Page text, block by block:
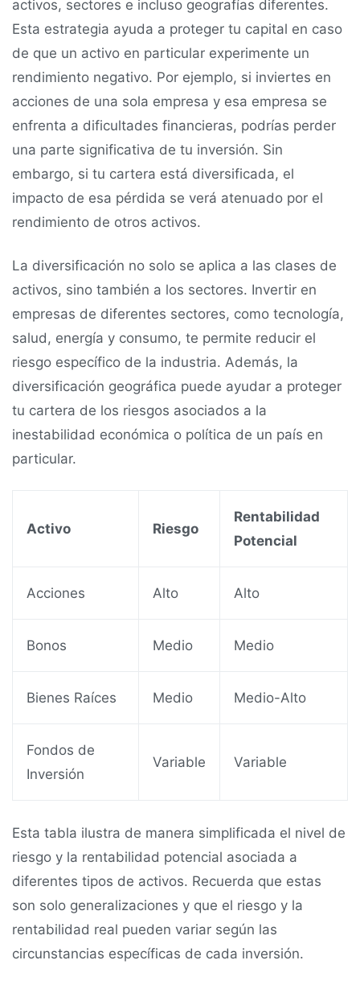
activos, sectores e incluso geografías diferentes.
Esta estrategia ayuda a proteger tu capital en caso
de que un activo en particular experimente un
rendimiento negativo. Por ejemplo, si inviertes en
acciones de una sola empresa y esa empresa se
enfrenta a dificultades financieras, podrías perder
una parte significativa de tu inversión. Sin
embargo, si tu cartera está diversificada, el
impacto de esa pérdida se verá atenuado por el
rendimiento de otros activos.
La diversificación no solo se aplica a las clases de
activos, sino también a los sectores. Invertir en
empresas de diferentes sectores, como tecnología,
salud, energía y consumo, te permite reducir el
riesgo específico de la industria. Además, la
diversificación geográfica puede ayudar a proteger
tu cartera de los riesgos asociados a la
inestabilidad económica o política de un país en
particular.
Activo Riesgo
Rentabilidad
Potencial
Acciones Alto Alto
Bonos Medio Medio
Bienes Raíces Medio Medio-Alto
Fondos de
Inversión
Variable Variable
Esta tabla ilustra de manera simplificada el nivel de
riesgo y la rentabilidad potencial asociada a
diferentes tipos de activos. Recuerda que estas
son solo generalizaciones y que el riesgo y la
rentabilidad real pueden variar según las
circunstancias específicas de cada inversión.